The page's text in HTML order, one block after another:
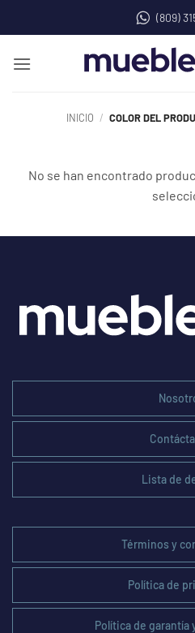
(809)
INICIO / COLOR DEL
No se han encontrado
Lista de
Términos y
Política de
Política de garantía